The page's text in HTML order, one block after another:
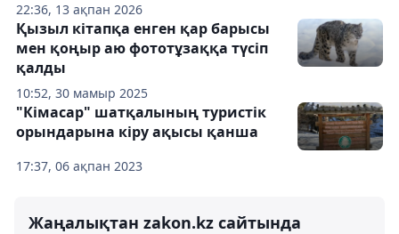
22:36, 13 ақпан 2026
10:52, 30 мамыр 2025
Қызыл кітапқа енген қар барысы
мен қоңыр аю фототұзаққа түсіп
қалды
17:37, 06 ақпан 2023
"Кімасар" шатқалының туристік
орындарына кіру ақысы қанша
Жаңалықтан zakon.kz сайтында